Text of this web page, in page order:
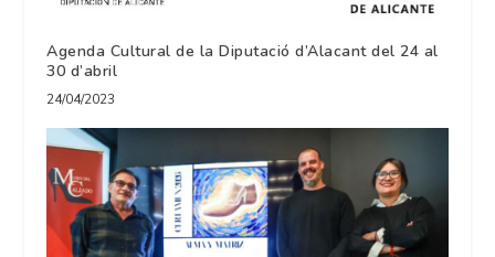
Agenda Cultural de la Diputació d’Alacant del 24 al
30 d’abril
24/04/2023